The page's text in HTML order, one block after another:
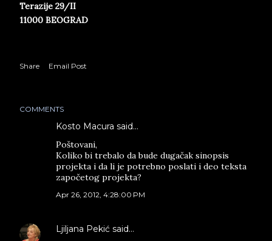
Terazije 29/II
11000 BEOGRAD
Share Email Post
COMMENTS
Kosto Macura said…
Poštovani,
Koliko bi trebalo da bude dugačak sinopsis
projekta i da li je potrebno poslati i deo teksta
započetog projekta?
Apr 26, 2012, 4:28:00 PM
Ljiljana Pekić said…